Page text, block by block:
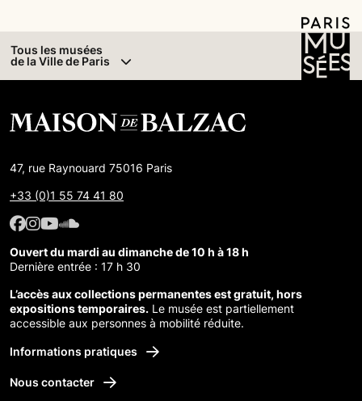
Tous les musées
de la Ville de Paris
47, rue Raynouard 75016 Paris
+33 (0)1 55 74 41 80
Facebook : Maison de Balzac
Facebook : Maison de Balzac
Youtube : Maison de Balzac
SoundCloud : Maison de Balzac
Ouvert du mardi au dimanche de 10 h à 18 h
Dernière entrée : 17 h 30
L’accès aux collections permanentes est gratuit, hors
expositions temporaires. Le musée est partiellement
accessible aux personnes à mobilité réduite.
Informations pratiques
Nous contacter